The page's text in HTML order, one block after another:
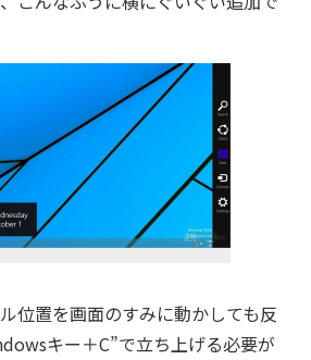
位置を画面のすみに動かしても反
キー＋C”で立ち上げる必要が